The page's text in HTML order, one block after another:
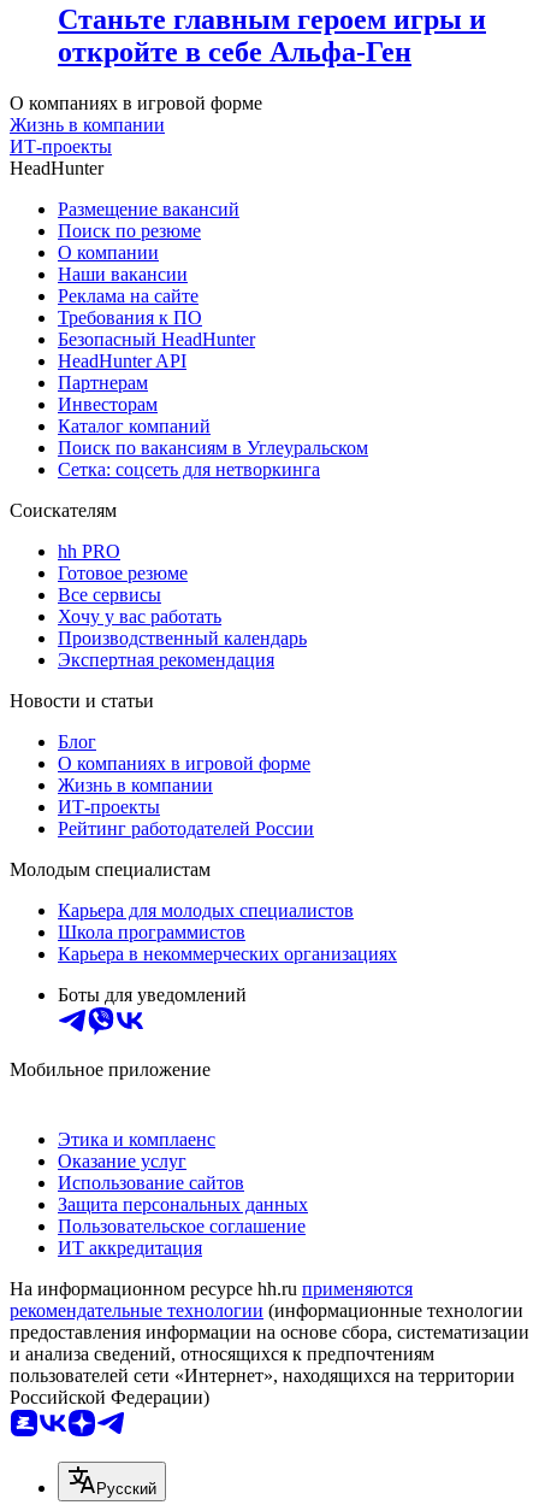
Станьте главным героем игры и
откройте в себе Альфа-Ген
О компаниях в игровой форме
Жизнь в компании
ИТ-проекты
HeadHunter
Размещение вакансий
Поиск по резюме
О компании
Наши вакансии
Реклама на сайте
Требования к ПО
Безопасный HeadHunter
HeadHunter API
Партнерам
Инвесторам
Каталог компаний
Поиск по вакансиям в Углеуральском
Сетка: соцсеть для нетворкинга
Соискателям
hh PRO
Готовое резюме
Все сервисы
Хочу у вас работать
Производственный календарь
Экспертная рекомендация
Новости и статьи
Блог
О компаниях в игровой форме
Жизнь в компании
ИТ-проекты
Рейтинг работодателей России
Молодым специалистам
Карьера для молодых специалистов
Школа программистов
Карьера в некоммерческих организациях
Боты для уведомлений
Мобильное приложение
Этика и комплаенс
Оказание услуг
Использование сайтов
Защита персональных данных
Пользовательское соглашение
ИТ аккредитация
На информационном ресурсе hh.ru применяются
рекомендательные технологии (информационные технологии
предоставления информации на основе сбора, систематизации
и анализа сведений, относящихся к предпочтениям
пользователей сети «Интернет», находящихся на территории
Российской Федерации)
Русский